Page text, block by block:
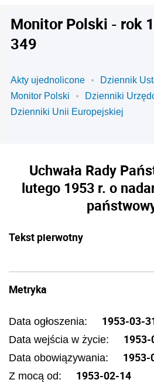
Monitor Polski - rok
349
Akty ujednolicone
Dziennik
Monitor Polski
Dzienniki
Dzienniki Unii Europejskiej
Uchwała Rady
lutego 1953 r. o
Tekst pierwotny
Metryka
Data ogłoszenia: 1953-03-
Data wejścia w życie:
Data obowiązywania: 1953-
Z mocą od: 1953-02-14